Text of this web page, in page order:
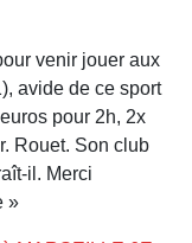
venir jouer aux
avide de ce sport
pour 2h, 2x
Rouet. Son club
il. Merci
»